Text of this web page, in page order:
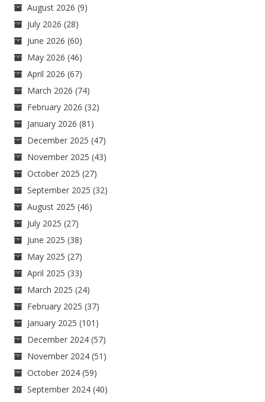
August 2026 (9)
July 2026 (28)
June 2026 (60)
May 2026 (46)
April 2026 (67)
March 2026 (74)
February 2026 (32)
January 2026 (81)
December 2025 (47)
November 2025 (43)
October 2025 (27)
September 2025 (32)
August 2025 (46)
July 2025 (27)
June 2025 (38)
May 2025 (27)
April 2025 (33)
March 2025 (24)
February 2025 (37)
January 2025 (101)
December 2024 (57)
November 2024 (51)
October 2024 (59)
September 2024 (40)